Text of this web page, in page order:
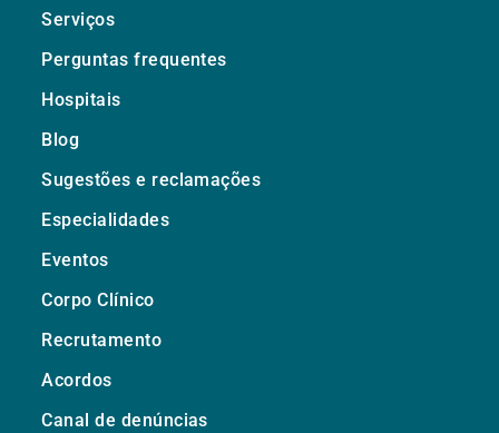
Serviços
Perguntas frequentes
Hospitais
Blog
Sugestões e reclamações
Especialidades
Eventos
Corpo Clínico
Recrutamento
Acordos
Canal de denúncias